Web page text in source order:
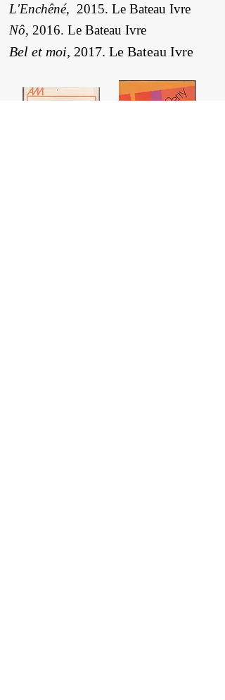
L'Enchêné, 2015. Le Bateau Ivre
Nô, 2016. Le Bateau Ivre
Bel et moi, 2017. Le Bateau Ivre